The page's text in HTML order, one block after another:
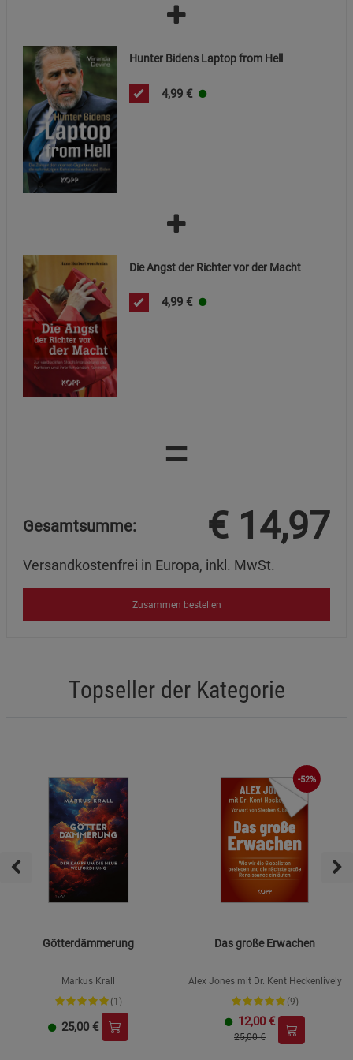
Hunter Bidens Laptop from Hell
4,99 €
Die Angst der Richter vor der Macht
4,99 €
=
Gesamtsumme: € 14,97
Versandkostenfrei in Europa, inkl. MwSt.
Zusammen bestellen
Topseller der Kategorie
Götterdämmerung
Markus Krall
(1)
25,00 €
-52%
Das große Erwachen
Alex Jones mit Dr. Kent Heckenlively
(9)
12,00 €
25,00 €
Marketing Cookies (3)
Beschreibung Marketing Cookies
Cookie-Informationen